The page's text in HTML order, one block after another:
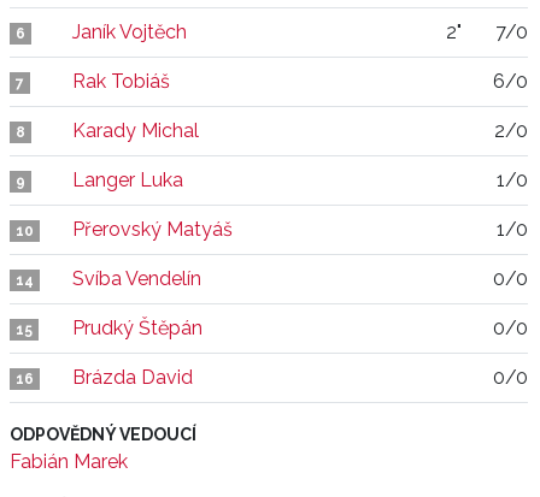
6 Janík Vojtěch 2" 7/0
7 Rak Tobiáš 6/0
8 Karady Michal 2/0
9 Langer Luka 1/0
10 Přerovský Matyáš 1/0
14 Svíba Vendelín 0/0
15 Prudký Štěpán 0/0
16 Brázda David 0/0
ODPOVĚDNÝ VEDOUCÍ
Fabián Marek